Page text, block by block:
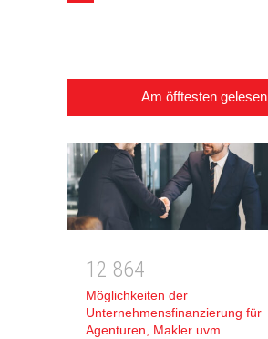
Am öfftesten gelesen
1 2 864
Möglichkeiten der
Unternehmensfinanzierung für
Agenturen, Makler uvm.